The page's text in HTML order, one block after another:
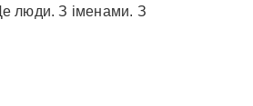
люди. З іменами. З